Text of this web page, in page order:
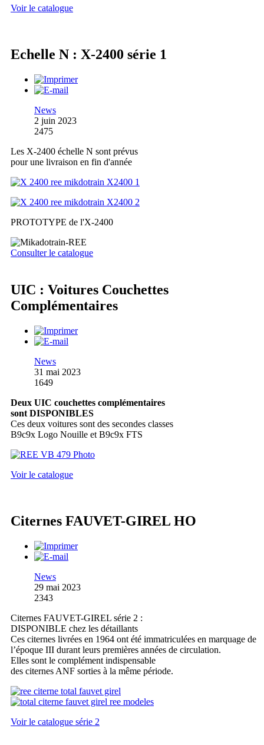
Voir le catalogue
Echelle N : X-2400 série 1
News
2 juin 2023
2475
Les X-2400 échelle N sont prévus
pour une livraison en fin d'année
PROTOTYPE de l'X-2400
Consulter le catalogue
UIC : Voitures Couchettes
Complémentaires
News
31 mai 2023
1649
Deux UIC couchettes complémentaires
sont DISPONIBLES
Ces deux voitures sont des secondes classes
B9c9x Logo Nouille et B9c9x FTS
Voir le catalogue
Citernes FAUVET-GIREL HO
News
29 mai 2023
2343
Citernes FAUVET-GIREL série 2 :
DISPONIBLE chez les détaillants
Ces citernes livrées en 1964 ont été immatriculées en marquage de
l’époque III durant leurs premières années de circulation.
Elles sont le complément indispensable
des citernes ANF sorties à la même période.
Voir le catalogue série 2